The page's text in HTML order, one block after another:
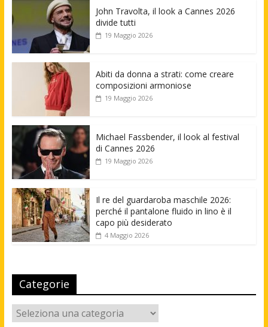
John Travolta, il look a Cannes 2026
divide tutti
19 Maggio 2026
Abiti da donna a strati: come creare
composizioni armoniose
19 Maggio 2026
Michael Fassbender, il look al festival
di Cannes 2026
19 Maggio 2026
Il re del guardaroba maschile 2026:
perché il pantalone fluido in lino è il
capo più desiderato
4 Maggio 2026
Categorie
Categorie